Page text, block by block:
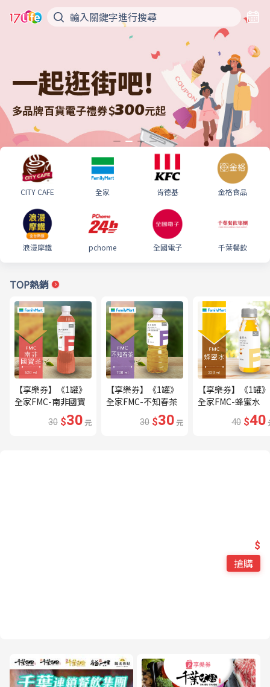
CITY CAFE 全家 肯德基 金格食品
浪漫摩鐵 pchome 全國電子 千葉餐飲
TOP熱銷
【享樂券】《1罐》
全家FMC-南非國寶
30 $30元
【享樂券】《1罐》
全家FMC-不知春茶
30 $30元
【享樂券】《1罐》
全家FMC-蜂蜜水
40 $40
$
搶購